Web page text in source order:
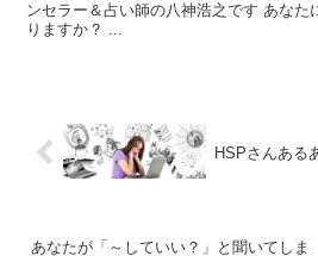
ンセラー＆占い師の八神浩之です あなた
りますか？ ...
HSPさんある
あなたが「～していい？」と聞いてしま